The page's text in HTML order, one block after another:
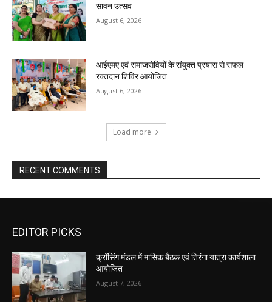
सावन उत्सव
August 6, 2026
आईएमए एवं समाजसेवियों के संयुक्त प्रयास से सफल
रक्तदान शिविर आयोजित
August 6, 2026
Load more
RECENT COMMENTS
EDITOR PICKS
क्रॉसिंग मंडल में मासिक बैठक एवं तिरंगा यात्रा कार्यशाला
आयोजित
August 7, 2026